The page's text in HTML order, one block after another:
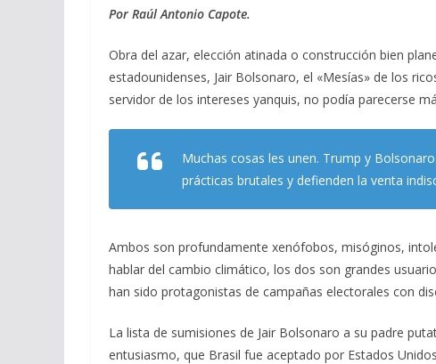
e
b
o
o
k
e
gr
a
m
at
s
A
p
p
l p
ar
ti
r
Por Raúl Antonio Capote.
Obra del azar, elección atinada o construcción bien
estadounidenses, Jair Bolsonaro, el «Mesías» de los
servidor de los intereses yanquis, no podía parecerse
Muchas cosas les unen. Trump y
prácticas brutales y defienden la venta
Ambos son profundamente xenófobos, misóginos,
hablar del cambio climático, los dos son grandes
han sido protagonistas de campañas electorales con
La lista de sumisiones de Jair Bolsonaro a su padre
entusiasmo, que Brasil fue aceptado por Estados